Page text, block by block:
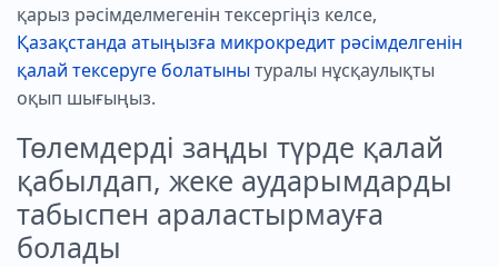
қарыз рәсімделмегенін тексергіңіз келсе,
Қазақстанда атыңызға микрокредит рәсімделгенін
қалай тексеруге болатынытуралы нұсқаулықты
оқып шығыңыз.
Төлемдерді заңды түрде қалай
қабылдап, жеке аударымдарды
табыспен араластырмауға
болады